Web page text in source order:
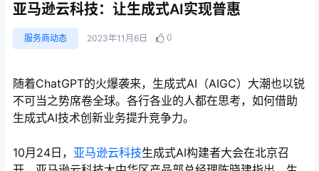
亚马逊云科技：让生成式AI实现普惠
服务商动态 2023年11月6日 0
随着ChatGPT的火爆袭来，生成式AI（AIGC）大潮也以锐
不可当之势席卷全球。各行各业的人都在思考，如何借助
生成式AI技术创新业务提升竞争力。
10月24日， 亚马逊云科技生成式AI构建者大会在北京召